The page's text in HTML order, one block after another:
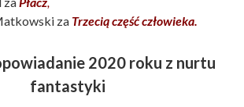
za Trzecią część człowieka.
2020 roku z nurtu
fantastyki